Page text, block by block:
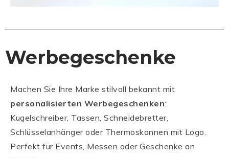
Werbegeschenke
Machen Sie Ihre Marke stilvoll bekannt mit
personalisierten Werbegeschenken:
Kugelschreiber, Tassen, Schneidebretter,
Schlüsselanhänger oder Thermoskannen mit Logo.
Perfekt für Events, Messen oder Geschenke an